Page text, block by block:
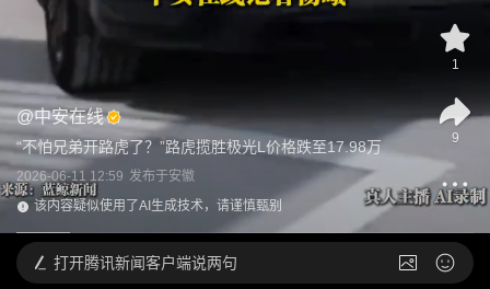
@中安在线
“不怕兄弟开路虎了？”路虎揽胜极光L价格跌至17.98万
2026-06-11 12:59 发布于安徽
该内容疑似使用了AI生成技术，请谨慎甄别
1
9
打开腾讯新闻客户端说两句